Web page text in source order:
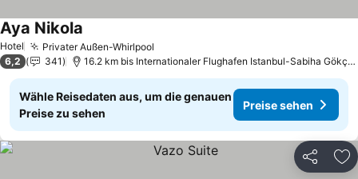
Hotel Privater Außen-Whirlpool
Aya Nikola
6,2 341 16.2 km bis Internationaler Flughafen Istanbul-Sabiha Gökçen
Wähle Reisedaten aus, um die genauen
Preise zu sehen
Preise sehen
Teilen